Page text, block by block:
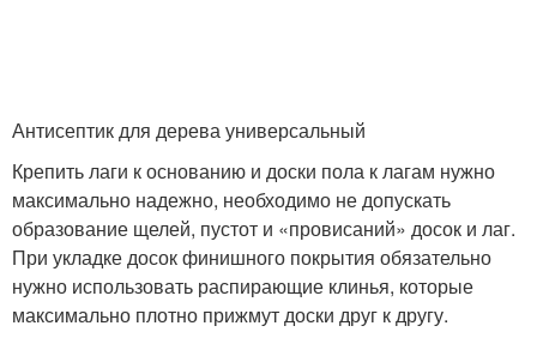
Антисептик для дерева универсальный
Крепить лаги к основанию и доски пола к лагам нужно
максимально надежно, необходимо не допускать
образование щелей, пустот и «провисаний» досок и лаг.
При укладке досок финишного покрытия обязательно
нужно использовать распирающие клинья, которые
максимально плотно прижмут доски друг к другу.